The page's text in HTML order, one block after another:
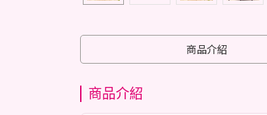
商品介紹
商品介紹